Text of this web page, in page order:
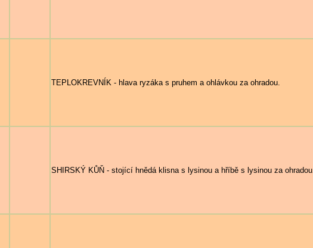
TEPLOKREVNÍK - hlava ryzáka s pruhem a ohlávkou za ohradou.
SHIRSKÝ KŮŇ - stojící hnědá klisna s lysinou a hříbě s lysinou za ohradou.